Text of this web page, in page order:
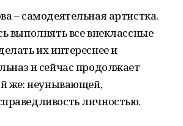
– самодеятельная артистка.
выполнять все внеклассные
их интереснее и
и сейчас продолжает
же: неунывающей,
личностью.